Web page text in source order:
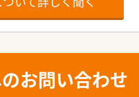
お問い合わせ